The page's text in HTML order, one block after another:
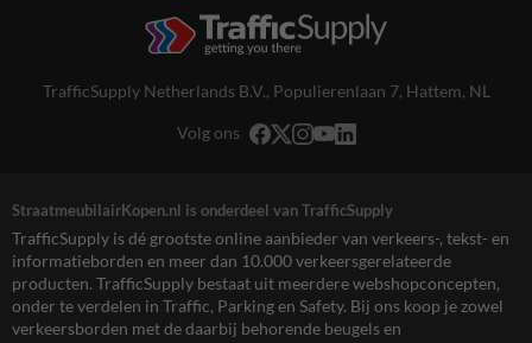
TrafficSupply Netherlands B.V., Populierenlaan 7, Hattem, NL
Volg ons
StraatmeubilairKopen.nl is onderdeel van TrafficSupply
TrafficSupply is dé grootste online aanbieder van verkeers-, tekst- en
informatieborden en meer dan 10.000 verkeersgerelateerde
producten. TrafficSupply bestaat uit meerdere webshopconcepten,
onder te verdelen in Traffic, Parking en Safety. Bij ons koop je zowel
verkeersborden met de daarbij behorende beugels en